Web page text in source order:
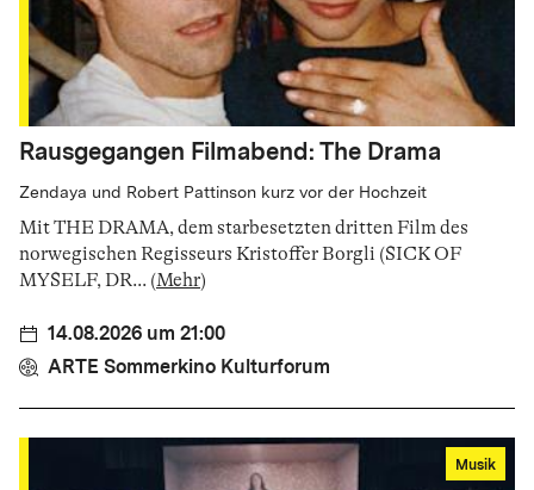
Rausgegangen Filmabend: The Drama
Zendaya und Robert Pattinson kurz vor der Hochzeit
Mit THE DRAMA, dem starbesetzten dritten Film des
norwegischen Regisseurs Kristoffer Borgli (SICK OF
MYSELF, DR... (Mehr)
14.08.2026 um 21:00
ARTE Sommerkino Kulturforum
Musik